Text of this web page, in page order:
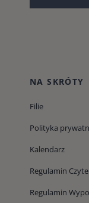
NA SKRÓTY
Filie
Polityka
Kalendarz
Regulamin
Regulamin